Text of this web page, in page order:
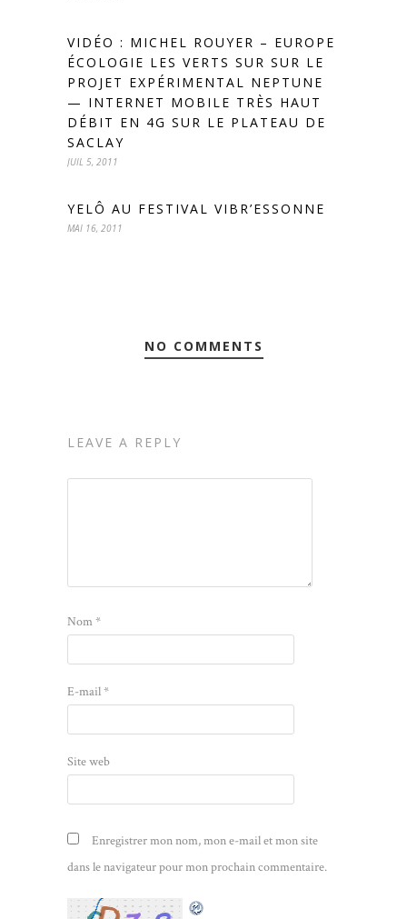
VIDÉO : MICHEL ROUYER – EUROPE
ÉCOLOGIE LES VERTS SUR SUR LE
PROJET EXPÉRIMENTAL NEPTUNE
— INTERNET MOBILE TRÈS HAUT
DÉBIT EN 4G SUR LE PLATEAU DE
SACLAY
JUIL 5, 2011
YELÔ AU FESTIVAL VIBR’ESSONNE
MAI 16, 2011
NO COMMENTS
LEAVE A REPLY
Nom*
E-mail*
Site web
Enregistrer mon nom, mon e-mail et mon site
dans le navigateur pour mon prochain commentaire.